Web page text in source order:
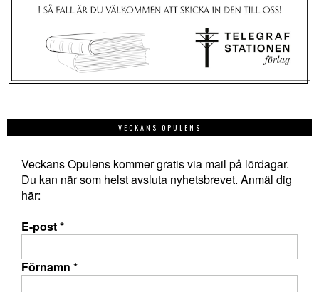
VECKANS OPULENS
Veckans Opulens kommer gratis via mail på lördagar.
Du kan när som helst avsluta nyhetsbrevet. Anmäl dig
här:
E-post*
Förnamn *